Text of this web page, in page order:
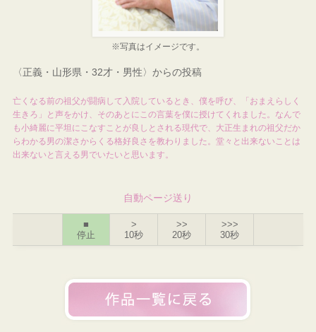
※写真はイメージです。
〈正義・山形県・32才・男性〉からの投稿
亡くなる前の祖父が闘病して入院しているとき、僕を呼び、「おまえらしく
生きろ」と声をかけ、そのあとにこの言葉を僕に授けてくれました。なんで
も小綺麗に平坦にこなすことが良しとされる現代で、大正生まれの祖父だか
らわかる男の潔さからくる格好良さを教わりました。堂々と出来ないことは
出来ないと言える男でいたいと思います。
自動ページ送り
■
停止
>
10秒
>>
20秒
>>>
30秒